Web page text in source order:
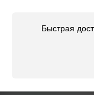
Быстрая